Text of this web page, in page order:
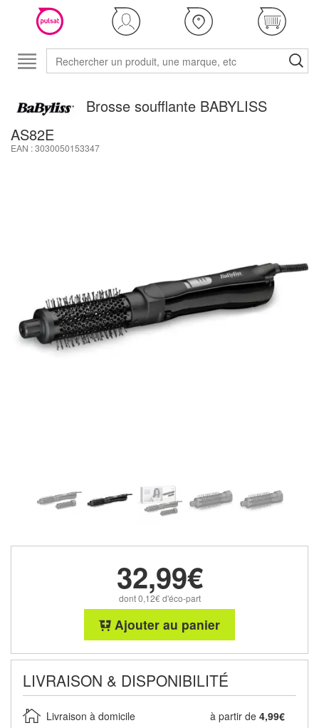
Brosse soufflante BABYLISS
AS82E
EAN : 3030050153347
32,99€
dont 0,12€ d'éco-part
Ajouter au panier
LIVRAISON & DISPONIBILITÉ
Livraison à domicile à partir de 4,99€